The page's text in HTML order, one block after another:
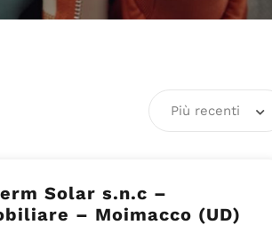
Più recenti
Solar s.n.c –
– Moimacco (UD)